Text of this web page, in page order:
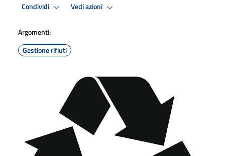
Condividi Vedi azioni
Argomenti:
Gestione rifiuti